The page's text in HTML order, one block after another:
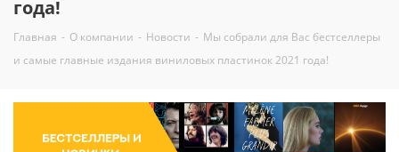
года!
Главная - О компании - Новости - Мы собрали для Вас бестселлеры
и самые главные издания виниловых пластинок 2021 года!